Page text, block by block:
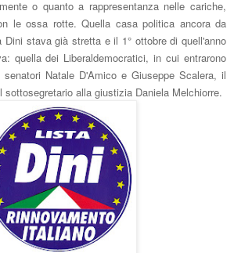
o quanto a rappresentanza nelle cariche,
le ossa rotte. Quella casa politica ancora da
Dini stava già stretta e il 1° ottobre di quell'anno
quella dei Liberaldemocratici, in cui entrarono
Natale D'Amico e Giuseppe Scalera, il
sottosegretario alla giustizia Daniela Melchiorre.